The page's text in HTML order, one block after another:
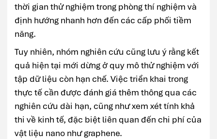
thời gian thử nghiệm trong phòng thí nghiệm và
định hướng nhanh hơn đến các cấp phối tiềm
năng.
Tuy nhiên, nhóm nghiên cứu cũng lưu ý rằng kết
quả hiện tại mới dừng ở quy mô thử nghiệm với
tập dữ liệu còn hạn chế. Việc triển khai trong
thực tế cần được đánh giá thêm thông qua các
nghiên cứu dài hạn, cũng như xem xét tính khả
thi về kinh tế, đặc biệt liên quan đến chi phí của
vật liệu nano như graphene.